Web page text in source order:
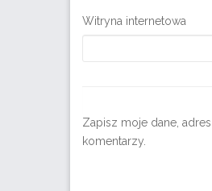
Witryna internetowa
Zapisz moje dane,
komentarzy.